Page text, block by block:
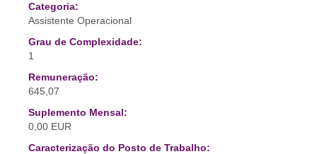
Categoria:
Assistente Operacional
Grau de Complexidade:
1
Remuneração:
645,07
Suplemento Mensal:
0,00 EUR
Caracterização do Posto de Trabalho: